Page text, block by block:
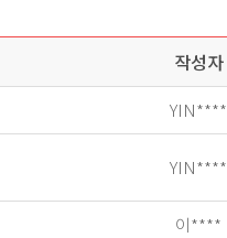
작성자
YIN****
YIN****
이****